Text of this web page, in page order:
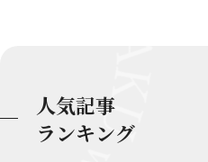
人気記事
ランキング